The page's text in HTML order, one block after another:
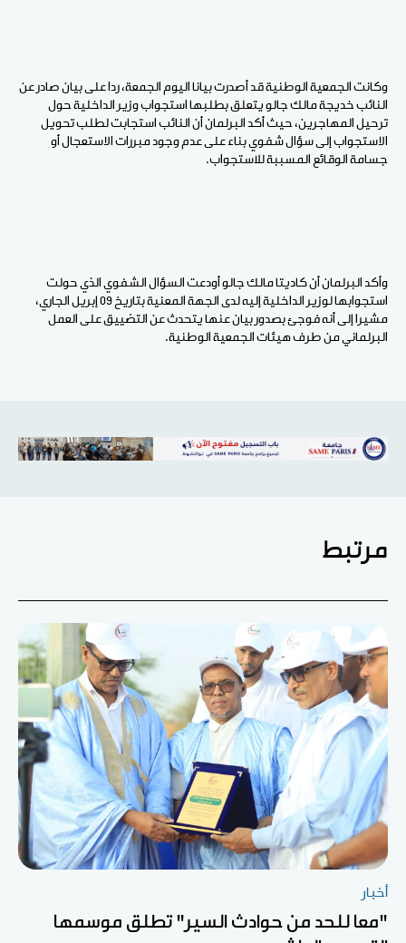
وكانت الجمعية الوطنية قد أصدرت بيانا اليوم الجمعة، ردا على بيان صادر عن
النائب خديجة مالك جالو يتعلق بطلبها استجواب وزير الداخلية حول
ترحيل المهاجرين، حيث أكد البرلمان أن النائب استجابت لطلب تحويل
الاستجواب إلى سؤال شفوي بناء على عدم وجود مبررات الاستعجال أو
جسامة الوقائع المسببة للاستجواب.
وأكد البرلمان أن كاديتا مالك جالو أودعت السؤال الشفوي الذي حولت
استجوابها لوزير الداخلية إليه لدى الجهة المعنية بتاريخ 09 إبريل الجاري،
مشيرا إلى أنه فوجئ بصدور بيان عنها يتحدث عن التضييق على العمل
البرلماني من طرف هيئات الجمعية الوطنية.
مرتبط
أخبار
"معا للحد من حوادث السير" تطلق موسمها